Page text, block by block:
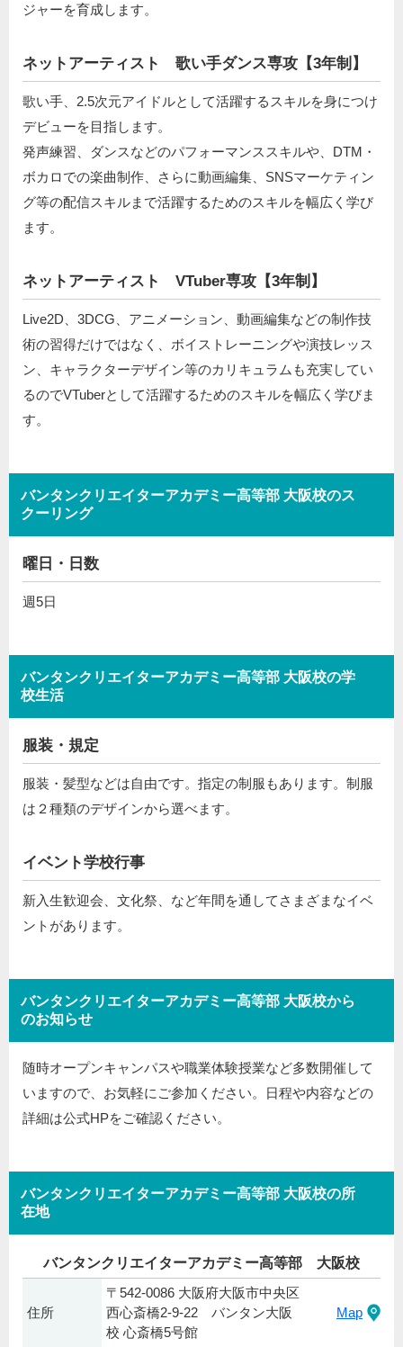
ジャーを育成します。
ネットアーティスト 歌い手ダンス専攻【3年制】
歌い手、2.5次元アイドルとして活躍するスキルを身につけ
デビューを目指します。
発声練習、ダンスなどのパフォーマンススキルや、DTM・
ボカロでの楽曲制作、さらに動画編集、SNSマーケティン
グ等の配信スキルまで活躍するためのスキルを幅広く学び
ます。
ネットアーティスト VTuber専攻【3年制】
Live2D、3DCG、アニメーション、動画編集などの制作技
術の習得だけではなく、ボイストレーニングや演技レッス
ン、キャラクターデザイン等のカリキュラムも充実してい
るのでVTuberとして活躍するためのスキルを幅広く学びま
す。
バンタンクリエイターアカデミー高等部 大阪校のス
クーリング
曜日・日数
週5日
バンタンクリエイターアカデミー高等部 大阪校の学
校生活
服装・規定
服装・髪型などは自由です。指定の制服もあります。制服
は２種類のデザインから選べます。
イベント学校行事
新入生歓迎会、文化祭、など年間を通してさまざまなイベ
ントがあります。
バンタンクリエイターアカデミー高等部 大阪校から
のお知らせ
随時オープンキャンパスや職業体験授業など多数開催して
いますので、お気軽にご参加ください。日程や内容などの
詳細は公式HPをご確認ください。
バンタンクリエイターアカデミー高等部 大阪校の所
在地
バンタンクリエイターアカデミー高等部 大阪校
住所
〒542-0086 大阪府大阪市中央区
西心斎橋2-9-22 バンタン大阪
校 心斎橋5号館
Map